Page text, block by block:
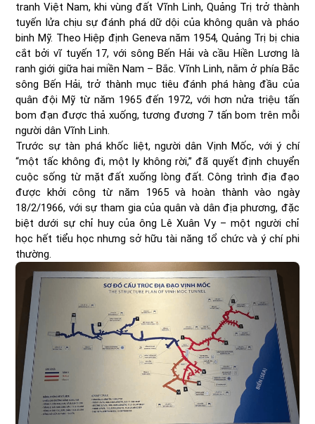
tranh Việt Nam, khi vùng đất Vĩnh Linh, Quảng Trị trở thành
tuyến lửa chịu sự đánh phá dữ dội của không quân và pháo
binh Mỹ. Theo Hiệp định Geneva năm 1954, Quảng Trị bị chia
cắt bởi vĩ tuyến 17, với sông Bến Hải và cầu Hiền Lương là
ranh giới giữa hai miền Nam – Bắc. Vĩnh Linh, nằm ở phía Bắc
sông Bến Hải, trở thành mục tiêu đánh phá hàng đầu của
quân đội Mỹ từ năm 1965 đến 1972, với hơn nửa triệu tấn
bom đạn được thả xuống, tương đương 7 tấn bom trên mỗi
người dân Vĩnh Linh.
Trước sự tàn phá khốc liệt, người dân Vịnh Mốc, với ý chí
“một tấc không đi, một ly không rời,” đã quyết định chuyển
cuộc sống từ mặt đất xuống lòng đất. Công trình địa đạo
được khởi công từ năm 1965 và hoàn thành vào ngày
18/2/1966, với sự tham gia của quân và dân địa phương, đặc
biệt dưới sự chỉ huy của ông Lê Xuân Vy – một người chỉ
học hết tiểu học nhưng sở hữu tài năng tổ chức và ý chí phi
thường.